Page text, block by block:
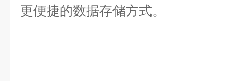
更便捷的数据存储方式。